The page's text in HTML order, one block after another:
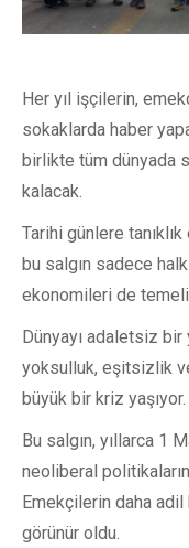
Her yıl işçilerin,
sokaklarda haber
birlikte tüm dünyada
kalacak.
Tarihi günlere
bu salgın sadece
ekonomileri de
Dünyayı adaletsiz bir
yoksulluk, eşitsizlik
büyük bir kriz yaşıyor.
Bu salgın, yıllarca 1
neoliberal
Emekçilerin daha
görünür oldu.